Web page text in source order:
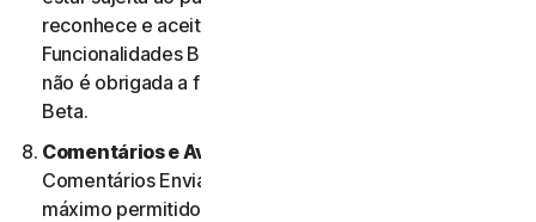
reconhece e aceita que a sua utilização de
Funcionalidades Beta é voluntária e a NortonLifeLock
não é obrigada a fornecer quaisquer Funcionalidades
Beta.
Comentários e Avaliações.
Comentários Enviados, o Utilizador, dentro do
máximo permitido pela legislação aplicável, autoriza-